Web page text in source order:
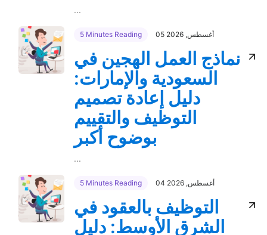
...
5 Minutes Reading 05 أغسطس, 2026
نماذج العمل الهجين في
السعودية والإمارات:
دليل إعادة تصميم
التوظيف والتقييم
بوضوح أكبر
...
5 Minutes Reading 04 أغسطس, 2026
التوظيف بالعقود في
الشرق الأوسط: دليل